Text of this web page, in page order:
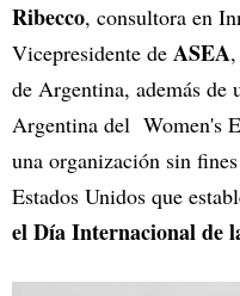
Ribecco, consultora en
Vicepresidente de ASEA
de Argentina, además de
Argentina del Women's
una organización sin
Estados Unidos que
el Día Internacional de